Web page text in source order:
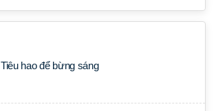
Tiêu hao để bừng sáng